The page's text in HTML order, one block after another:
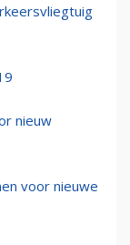
nieuw
voor nieuwe